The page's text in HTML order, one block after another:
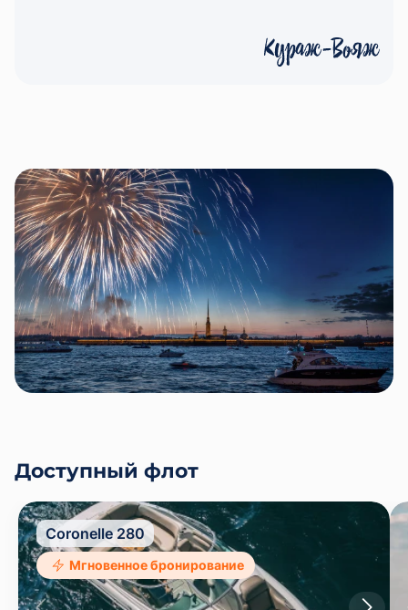
центр торжеств, где традиционно проходят
концерты, выступления уличных артистов и
другие развлекательные мероприятия. Однако
красочного зрелища, отражающегося в водах
Невы.
Аренда катера на день города – отличное
решение для тех, кто хочет сделать этот день
по-настоящему незабываемым. Во время
прогулки на катере перед вами откроется
невероятная панорама ночного города,
десятки подсвеченных мостов и знаменитых
архитектурных памятников. Кульминацией
вечера станет салют с воды на день города,
который оставит впечатления на всю жизнь.
Доступный флот
Coronelle 280
Мгновенное бронирование